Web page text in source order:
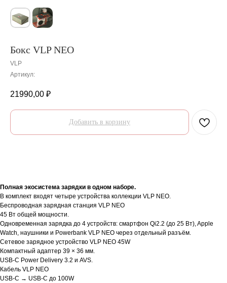
Бокс VLP NEO
VLP
Артикул:
21990,00 ₽
Добавить в корзину
Полная экосистема зарядки в одном наборе.
В комплект входят четыре устройства коллекции VLP NEO.
Беспроводная зарядная станция VLP NEO
45 Вт общей мощности.
Одновременная зарядка до 4 устройств: смартфон Qi2.2 (до 25 Вт), Apple
Watch, наушники и Powerbank VLP NEO через отдельный разъём.
Сетевое зарядное устройство VLP NEO 45W
Компактный адаптер 39 × 36 мм.
USB-C Power Delivery 3.2 и AVS.
Кабель VLP NEO
USB-C → USB-C до 100W